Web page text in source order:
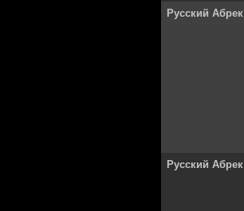
Русский Абрек
Русский Абрек